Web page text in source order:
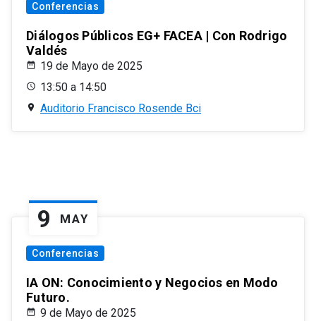
Conferencias
Diálogos Públicos EG+ FACEA | Con Rodrigo
Valdés
19 de Mayo de 2025
13:50 a 14:50
Auditorio Francisco Rosende Bci
9 MAY
Conferencias
IA ON: Conocimiento y Negocios en Modo
Futuro.
9 de Mayo de 2025